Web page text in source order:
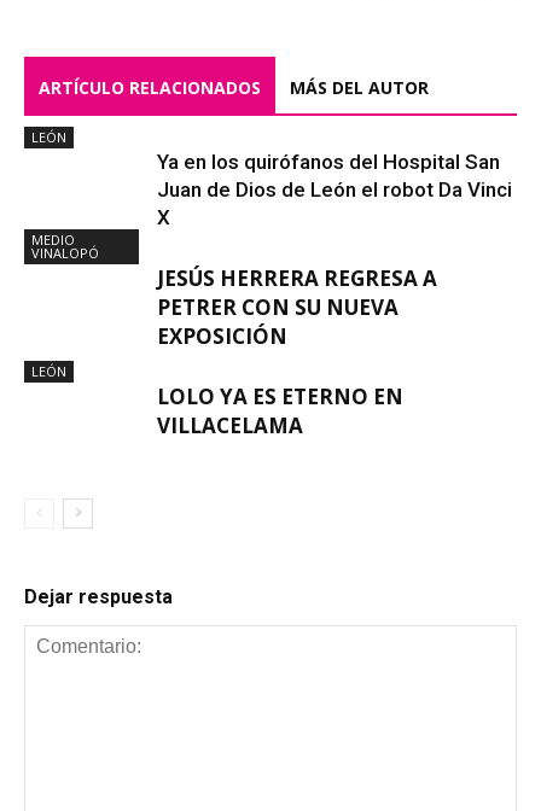
ARTÍCULO RELACIONADOS MÁS DEL AUTOR
LEÓN
Ya en los quirófanos del Hospital San
Juan de Dios de León el robot Da Vinci
X
MEDIO
VINALOPÓ
JESÚS HERRERA REGRESA A
PETRER CON SU NUEVA
EXPOSICIÓN
LEÓN
LOLO YA ES ETERNO EN
VILLACELAMA
Dejar respuesta